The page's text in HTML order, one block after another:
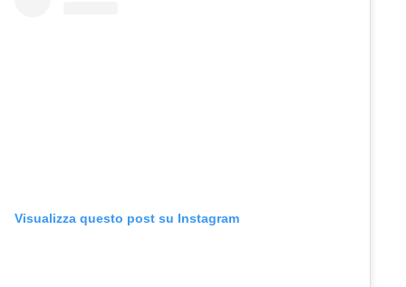
Visualizza questo post su Instagram